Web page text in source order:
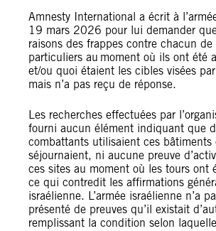
Amnesty International a écrit à
19 mars 2026 pour lui demander
raisons des frappes contre chacun
particuliers au moment où ils ont été
et/ou quoi étaient les cibles visées
mais n’a pas reçu de réponse.
Les recherches effectuées par
fourni aucun élément indiquant que
combattants utilisaient ces bâtiments
séjournaient, ni aucune preuve
ces sites au moment où les tours ont
ce qui contredit les affirmations
israélienne. L’armée israélienne n’a
présenté de preuves qu’il existait
remplissant la condition selon